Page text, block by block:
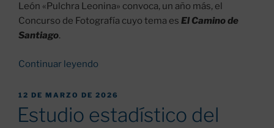
León «Pulchra Leonina» convoca, un año más, el
Concurso de Fotografía cuyo tema es El Camino de
Santiago.
Continuar leyendo
de
FOTOGRAFÍA:
«EL
PUBLICADO
12 DE MARZO DE 2026
Estudio estadístico del